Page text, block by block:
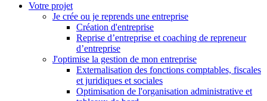
Votre projet
Je crée ou je reprends une entreprise
Création d'entreprise
Reprise d’entreprise et coaching de repreneur
d’entreprise
J'optimise la gestion de mon entreprise
Externalisation des fonctions comptables, fiscales
et juridiques et sociales
Optimisation de l'organisation administrative et